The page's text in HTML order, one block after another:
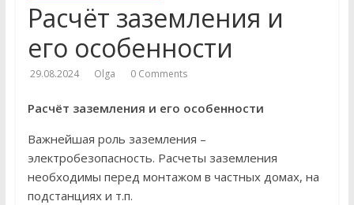
Расчёт заземления и
его особенности
29.08.2024 Olga 0 Comments
Расчёт заземления и его особенности
Важнейшая роль заземления –
электробезопасность. Расчеты заземления
необходимы перед монтажом в частных домах, на
подстанциях и т.п.